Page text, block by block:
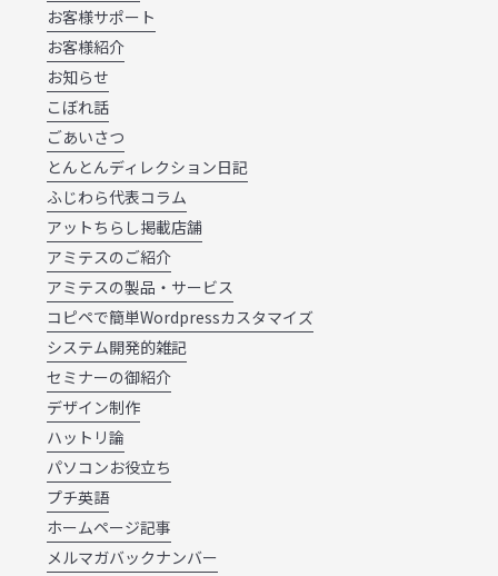
お客様サポート
お客様紹介
お知らせ
こぼれ話
ごあいさつ
とんとんディレクション日記
ふじわら代表コラム
アットちらし掲載店舗
アミテスのご紹介
アミテスの製品・サービス
コピペで簡単Wordpressカスタマイズ
システム開発的雑記
セミナーの御紹介
デザイン制作
ハットリ論
パソコンお役立ち
プチ英語
ホームページ記事
メルマガバックナンバー